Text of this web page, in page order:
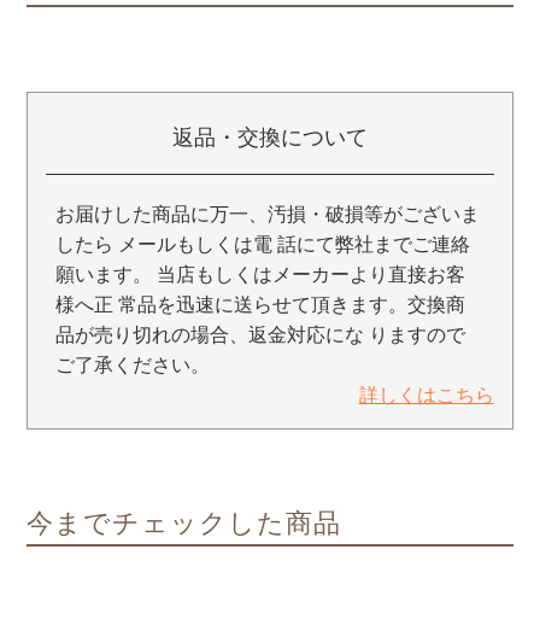
返品・交換について
お届けした商品に万一、汚損・破損等がございま
したら メールもしくは電 話にて弊社までご連絡
願います。 当店もしくはメーカーより直接お客
様へ正 常品を迅速に送らせて頂きます。交換商
品が売り切れの場合、返金対応にな りますので
ご了承ください。
詳しくはこちら
今までチェックした商品